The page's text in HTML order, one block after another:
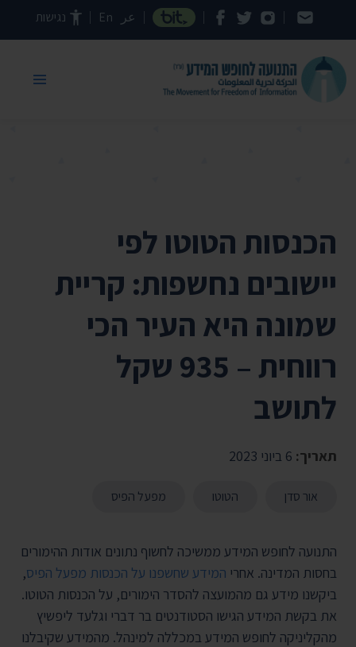
דילוג לתוכן העמוד عر En נגישות
הכנסות הטוטו לפי
יישובים נחשפות: קריית
שמונה היא העיר הכי
רווחית – 935 שקל
לתושב
תאריך:
אור סדן הטוטו מפעל הפיס
התנועה לחופש המידע ממשיכה לחשוף נתונים אודות ההימורים
בחסות המדינה. אחרי המידע שחשפנו על הכנסות מפעל הפיס,
ביקשנו מידע גם מהמועצה להסדר הימורים, על הכנסות הטוטו.
את בקשת המידע הגישו הסטודנטים בר דברי וגלעד ליפשיץ
מהקליניקה לחופש המידע במכללה למינהל. מהמידע שקיבלנו